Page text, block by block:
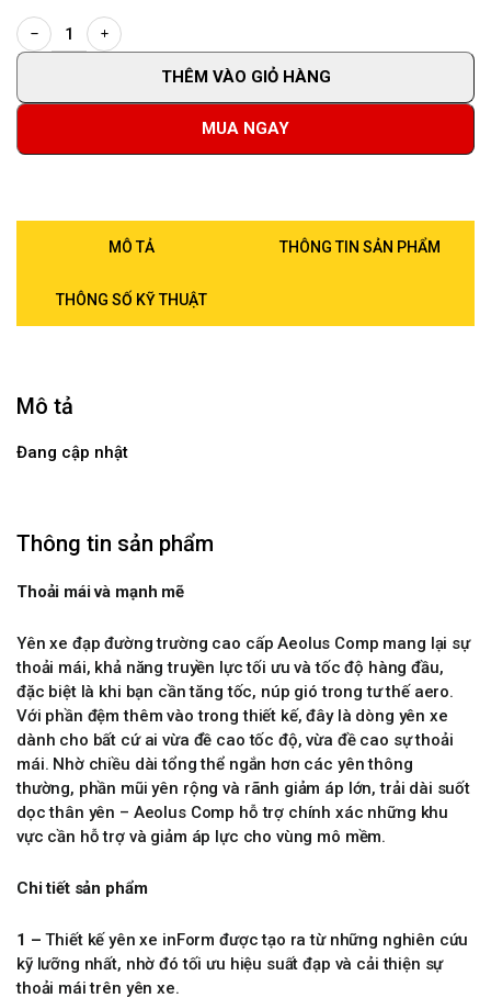
THÊM VÀO GIỎ HÀNG
MUA NGAY
MÔ TẢ THÔNG TIN SẢN PHẨM
THÔNG SỐ KỸ THUẬT
Mô tả
Đang cập nhật
Thông tin sản phẩm
Thoải mái và mạnh mẽ
Yên xe đạp đường trường cao cấp Aeolus Comp mang lại sự
thoải mái, khả năng truyền lực tối ưu và tốc độ hàng đầu,
đặc biệt là khi bạn cần tăng tốc, núp gió trong tư thế aero.
Với phần đệm thêm vào trong thiết kế, đây là dòng yên xe
dành cho bất cứ ai vừa đề cao tốc độ, vừa đề cao sự thoải
mái. Nhờ chiều dài tổng thể ngắn hơn các yên thông
thường, phần mũi yên rộng và rãnh giảm áp lớn, trải dài suốt
dọc thân yên – Aeolus Comp hỗ trợ chính xác những khu
vực cần hỗ trợ và giảm áp lực cho vùng mô mềm.
Chi tiết sản phẩm
1 – Thiết kế yên xe inForm được tạo ra từ những nghiên cứu
kỹ lưỡng nhất, nhờ đó tối ưu hiệu suất đạp và cải thiện sự
thoải mái trên yên xe.